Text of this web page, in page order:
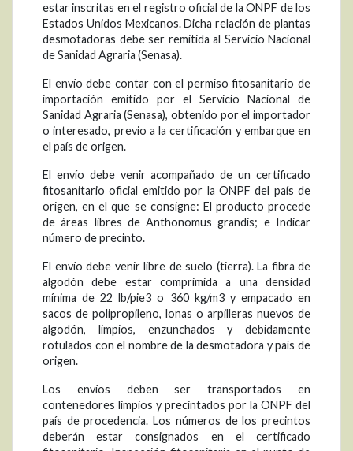
estar inscritas en el registro oficial de la ONPF de los
Estados Unidos Mexicanos. Dicha relación de plantas
desmotadoras debe ser remitida al Servicio Nacional
de Sanidad Agraria (Senasa).
El envío debe contar con el permiso fitosanitario de
importación emitido por el Servicio Nacional de
Sanidad Agraria (Senasa), obtenido por el importador
o interesado, previo a la certificación y embarque en
el país de origen.
El envío debe venir acompañado de un certificado
fitosanitario oficial emitido por la ONPF del país de
origen, en el que se consigne: El producto procede
de áreas libres de Anthonomus grandis; e Indicar
número de precinto.
El envío debe venir libre de suelo (tierra). La fibra de
algodón debe estar comprimida a una densidad
mínima de 22 lb/pie3 o 360 kg/m3 y empacado en
sacos de polipropileno, lonas o arpilleras nuevos de
algodón, limpios, enzunchados y debidamente
rotulados con el nombre de la desmotadora y país de
origen.
Los envíos deben ser transportados en
contenedores limpios y precintados por la ONPF del
país de procedencia. Los números de los precintos
deberán estar consignados en el certificado